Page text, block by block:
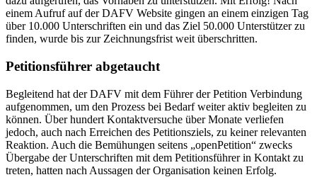
einem Aufruf auf der DAFV Website gingen an einem einzigen Tag
über 10.000 Unterschriften ein und das Ziel 50.000 Unterstützer zu
finden, wurde bis zur Zeichnungsfrist weit überschritten.
Petitionsführer abgetaucht
Begleitend hat der DAFV mit dem Führer der Petition Verbindung
aufgenommen, um den Prozess bei Bedarf weiter aktiv begleiten zu
können. Über hundert Kontaktversuche über Monate verliefen
jedoch, auch nach Erreichen des Petitionsziels, zu keiner relevanten
Reaktion. Auch die Bemühungen seitens „openPetition“ zwecks
Übergabe der Unterschriften mit dem Petitionsführer in Kontakt zu
treten, hatten nach Aussagen der Organisation keinen Erfolg.